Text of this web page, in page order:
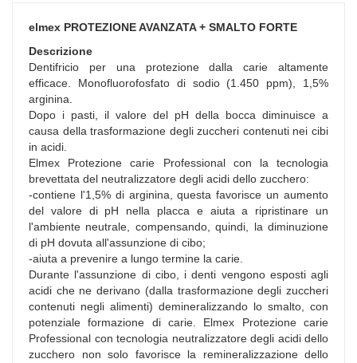
elmex PROTEZIONE AVANZATA + SMALTO FORTE
Descrizione
Dentifricio per una protezione dalla carie altamente
efficace. Monofluorofosfato di sodio (1.450 ppm), 1,5%
arginina.
Dopo i pasti, il valore del pH della bocca diminuisce a
causa della trasformazione degli zuccheri contenuti nei cibi
in acidi.
Elmex Protezione carie Professional con la tecnologia
brevettata del neutralizzatore degli acidi dello zucchero:
-contiene l'1,5% di arginina, questa favorisce un aumento
del valore di pH nella placca e aiuta a ripristinare un
l'ambiente neutrale, compensando, quindi, la diminuzione
di pH dovuta all'assunzione di cibo;
-aiuta a prevenire a lungo termine la carie.
Durante l'assunzione di cibo, i denti vengono esposti agli
acidi che ne derivano (dalla trasformazione degli zuccheri
contenuti negli alimenti) demineralizzando lo smalto, con
potenziale formazione di carie. Elmex Protezione carie
Professional con tecnologia neutralizzatore degli acidi dello
zucchero non solo favorisce la remineralizzazione dello